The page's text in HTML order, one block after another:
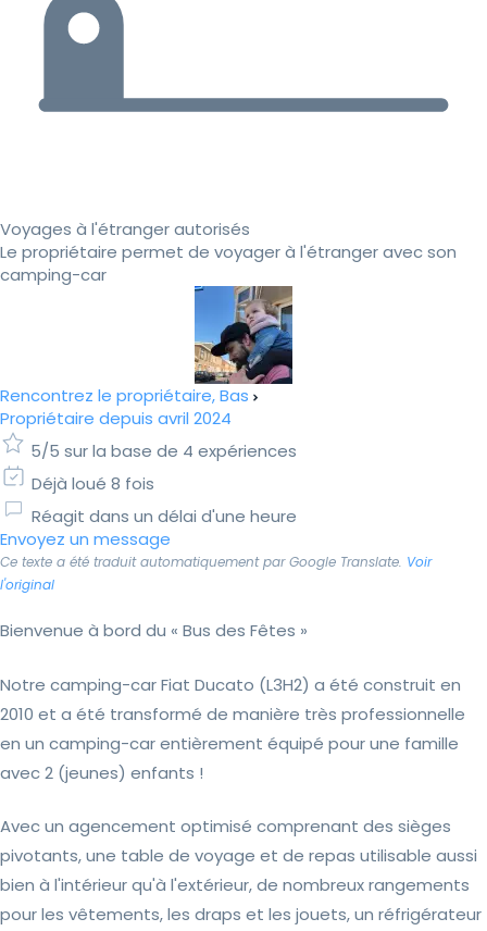
Voyages à l'étranger autorisés
Le propriétaire permet de voyager à l'étranger avec son
camping-car
Rencontrez le propriétaire, Bas
Propriétaire depuis avril 2024
5/5 sur la base de 4 expériences
Déjà loué 8 fois
Réagit dans un délai d'une heure
Envoyez un message
Ce texte a été traduit automatiquement par Google Translate. Voir
l'original
Bienvenue à bord du « Bus des Fêtes »
Notre camping-car Fiat Ducato (L3H2) a été construit en
2010 et a été transformé de manière très professionnelle
en un camping-car entièrement équipé pour une famille
avec 2 (jeunes) enfants !
Avec un agencement optimisé comprenant des sièges
pivotants, une table de voyage et de repas utilisable aussi
bien à l'intérieur qu'à l'extérieur, de nombreux rangements
pour les vêtements, les draps et les jouets, un réfrigérateur